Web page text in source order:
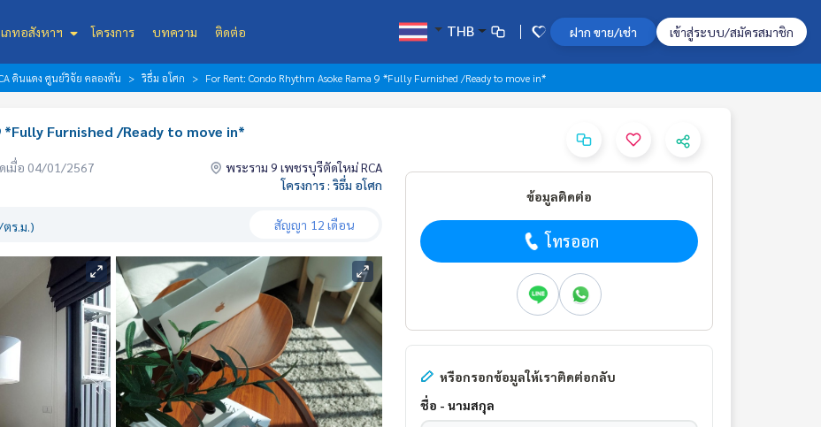
ภทอสังหาฯ โครงการ บทความ ติดต่อ THB ฝาก ขาย/เช่า เข้าสู่ระบบ/สมัครสมาชิก
ดินแดง ศูนย์วิจัย คลองตัน ริธึ่ม อโศก For Rent: Condo Rhythm Asoke Rama 9 *Fully Furnished /Ready to move in*
Furnished /Ready to move in*
เมื่อ 04/01/2567
พระราม 9 เพชรบุรีตัดใหม่ RCA
โครงการ : ริธึ่ม อโศก
ร.ม.) สัญญา 12 เดือน
ข้อมูลติดต่อ
โทรออก
หรือกรอกข้อมูลให้เราติดต่อกลับ
ชื่อ - นามสกุล